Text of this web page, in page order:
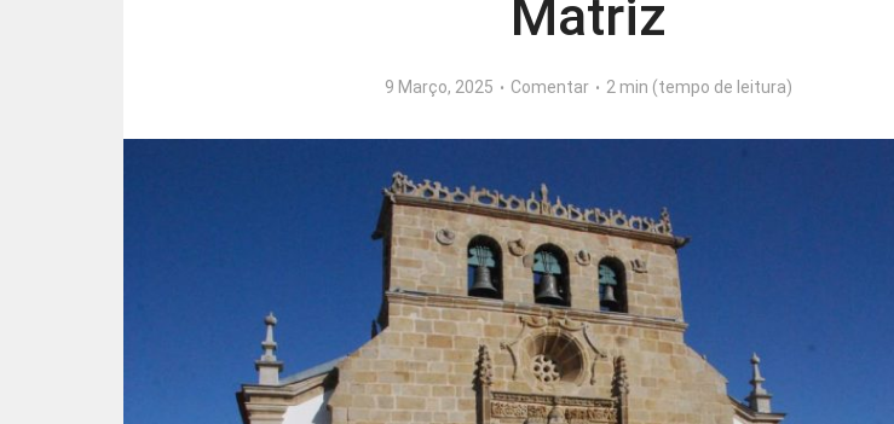
Matriz
9 Março, 2025 Comentar 2 min (tempo de leitura)